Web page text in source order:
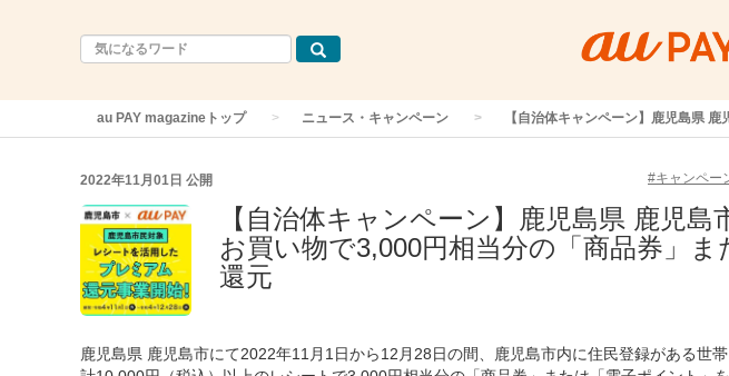
au PAY magazineトップ ニュース・キャンペーン 【自治体キャンペーン】鹿児島県
2022年11月01日 公開 #キャンペー
【自治体キャンペーン】鹿児島県 鹿児島
お買い物で3,000円相当分の「商品券」
還元
鹿児島県 鹿児島市にて2022年11月1日から12月28日の間、鹿児島市内に住民登録がある世